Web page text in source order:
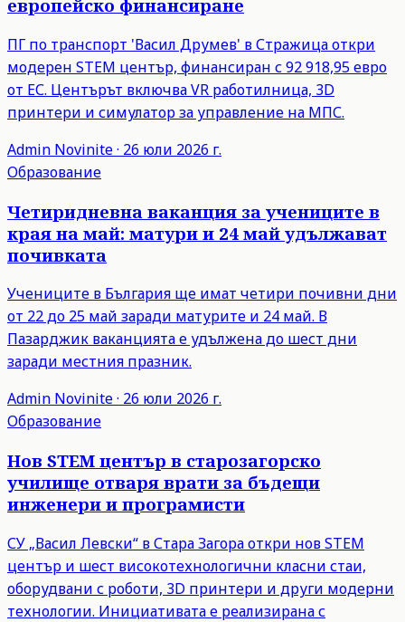
европейско финансиране
ПГ по транспорт 'Васил Друмев' в Стражица откри
модерен STEM център, финансиран с 92 918,95 евро
от ЕС. Центърът включва VR работилница, 3D
принтери и симулатор за управление на МПС.
Admin Novinite· 26 юли 2026 г.
Образование
Четиридневна ваканция за учениците в
края на май: матури и 24 май удължават
почивката
Учениците в България ще имат четири почивни дни
от 22 до 25 май заради матурите и 24 май. В
Пазарджик ваканцията е удължена до шест дни
заради местния празник.
Admin Novinite· 26 юли 2026 г.
Образование
Нов STEM център в старозагорско
училище отваря врати за бъдещи
инженери и програмисти
СУ „Васил Левски“ в Стара Загора откри нов STEM
център и шест високотехнологични класни стаи,
оборудвани с роботи, 3D принтери и други модерни
технологии. Инициативата е реализирана с